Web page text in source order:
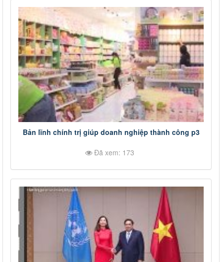
Bản lĩnh chính trị giúp doanh nghiệp thành công p3
Đã xem: 173